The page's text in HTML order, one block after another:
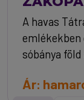
A havas
emlékekben
sóbánya
Ár: